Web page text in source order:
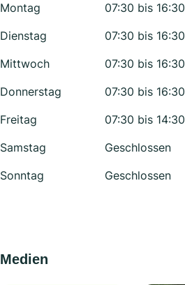
Montag
07:30 bis 16:30
Dienstag
07:30 bis 16:30
Mittwoch
07:30 bis 16:30
Donnerstag
07:30 bis 16:30
Freitag
07:30 bis 14:30
Samstag
Geschlossen
Sonntag
Geschlossen
Medien